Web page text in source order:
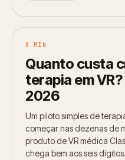
8 MIN
Quanto custa
terapia em
2026
Um piloto simples de
começar nas dezenas de
produto de VR médica
chega bem aos seis